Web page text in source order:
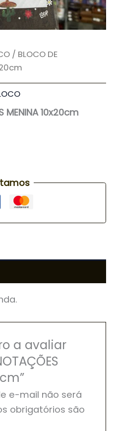
/ BLOCO DE
MENINA 10x20cm
a avaliar
e-mail não será
obrigatórios são